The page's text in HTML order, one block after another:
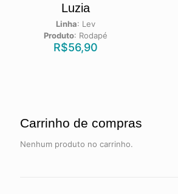
Luzia
Linha: Lev
Produto: Rodapé
R$56,90
Carrinho de compras
Nenhum produto no carrinho.